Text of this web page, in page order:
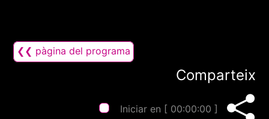
❮❮ pàgina del programa
Comparteix
Iniciar en [ 00:00:00 ]